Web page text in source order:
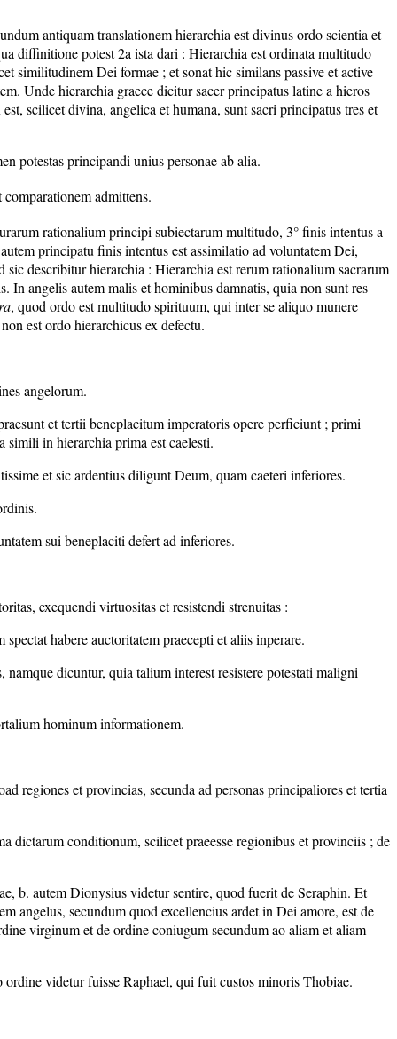
antiquam translationem hierarchia est divinus ordo scientia et
diffinitione potest 2a ista dari : Hierarchia est ordinata multitudo
similitudinem Dei formae ; et sonat hic similans passive et active
Unde hierarchia graece dicitur sacer principatus latine a hieros
scilicet divina, angelica et humana, sunt sacri principatus tres et
potestas principandi unius personae ab alia.
admittens.
rationalium principi subiectarum multitudo, 3° finis intentus a
principatu finis intentus est assimilatio ad voluntatem Dei,
describitur hierarchia : Hierarchia est rerum rationalium sacrarum
In angelis autem malis et hominibus damnatis, quia non sunt res
, quod ordo est multitudo spirituum, qui inter se aliquo munere
est ordo hierarchicus ex defectu.
angelorum.
et tertii beneplacitum imperatoris opere perficiunt ; primi
simili in hierarchia prima est caelesti.
et sic ardentius diligunt Deum, quam caeteri inferiores.
sui beneplaciti defert ad inferiores.
exequendi virtuositas et resistendi strenuitas :
habere auctoritatem praecepti et aliis inperare.
dicuntur, quia talium interest resistere potestati maligni
hominum informationem.
regiones et provincias, secunda ad personas principaliores et tertia
conditionum, scilicet praeesse regionibus et provinciis ; de
b. autem Dionysius videtur sentire, quod fuerit de Seraphin. Et
angelus, secundum quod excellencius ardet in Dei amore, est de
virginum et de ordine coniugum secundum ao aliam et aliam
videtur fuisse Raphael, qui fuit custos minoris Thobiae.